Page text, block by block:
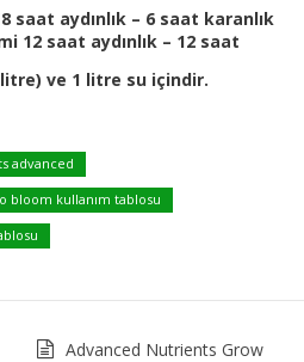
saat aydınlık – 6 saat karanlık
12 saat aydınlık – 12 saat
ve 1 litre su içindir.
advanced
bloom kullanım tablosu
Advanced Nutrients Grow